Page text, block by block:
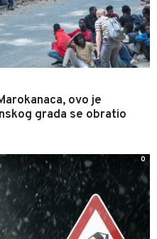
ovo je
grada se obratio
0